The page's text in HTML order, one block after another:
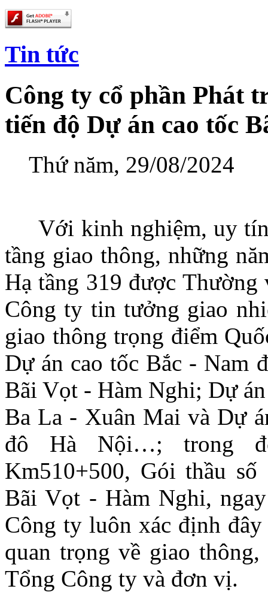
Tin tức
Công ty cổ phần Phát
tiến độ Dự án cao tốc
Thứ năm, 29/08/2024
Với kinh nghiệm, uy tín
tầng giao thông, những
Hạ tầng 319 được
Công ty tin tưởng giao
giao thông trọng điểm
Dự án cao tốc Bắc - Nam
Bãi Vọt - Hàm Nghi; Dự
Ba La - Xuân Mai và Dự
đô Hà Nội…; trong
Km510+500, Gói thầu
Bãi Vọt - Hàm Nghi,
Công ty luôn xác định
quan trọng về giao
Tổng Công ty và đơn vị.